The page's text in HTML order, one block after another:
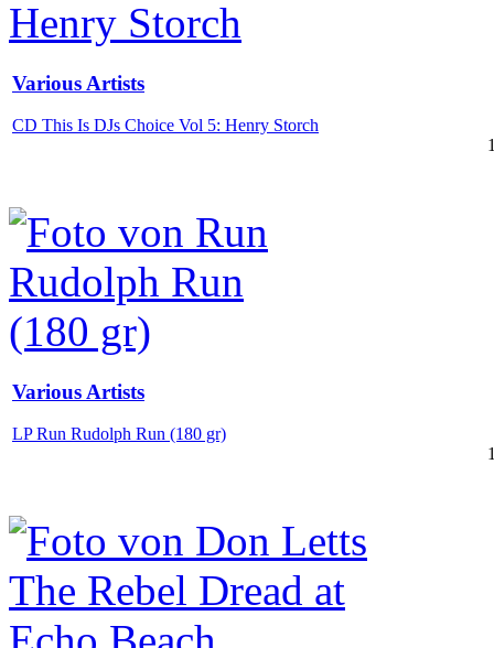
Various Artists
CD This Is DJs Choice Vol 5: Henry Storch
Various Artists
LP Run Rudolph Run (180 gr)